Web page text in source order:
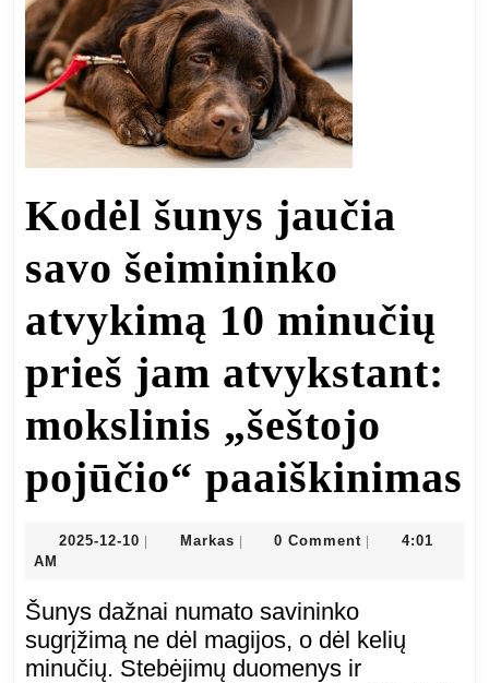
Kodėl šunys jaučia
savo šeimininko
atvykimą 10 minučių
prieš jam atvykstant:
mokslinis „šeštojo
pojūčio“ paaiškinimas
2025-12-10 2025-
| MarkasMarkas
| 0 Comment |
4:01
AM
Šunys dažnai numato savininko
sugrįžimą ne dėl magijos, o dėl kelių
minučių. Stebėjimų duomenys ir